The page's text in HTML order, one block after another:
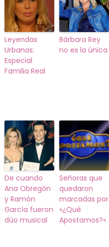
Leyendas
Urbanas:
Especial
Familia Real
Bárbara Rey
no es la única
De cuando
Ana Obregón
y Ramón
García fueron
dúo musical
Señoras que
quedaron
marcadas por
«¿Qué
Apostamos?»